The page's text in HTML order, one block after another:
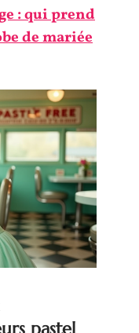
: qui prend
de mariée
pastel